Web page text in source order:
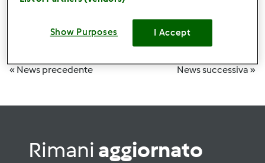
Team Bimby
News successiva »
« News precedente
Rimani aggiornato
Show Purposes I Accept